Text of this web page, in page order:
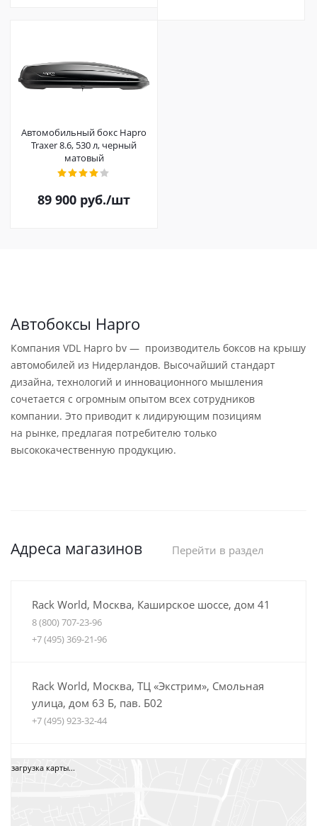
Автомобильный бокс Hapro
Traxer 8.6, 530 л, черный
матовый
89 900 руб./шт
Автобоксы Hapro
Компания VDL Hapro bv — производитель боксов на крышу
автомобилей из Нидерландов. Высочайший стандарт
дизайна, технологий и инновационного мышления
сочетается с огромным опытом всех сотрудников
компании. Это приводит к лидирующим позициям
на рынке, предлагая потребителю только
высококачественную продукцию.
Адреса магазинов Перейти в раздел
Rack World, Москва, Каширское шоссе, дом 41
8 (800) 707-23-96
+7 (495) 369-21-96
Rack World, Москва, ТЦ «Экстрим», Смольная
улица, дом 63 Б, пав. Б02
+7 (495) 923-32-44
Автобагажники Boxteam.ru, ТЦ СпортЕХ, Москва,
загрузка карты...